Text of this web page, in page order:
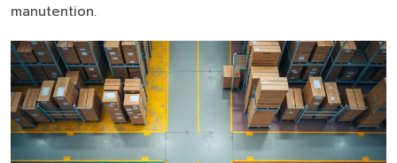
manutention.